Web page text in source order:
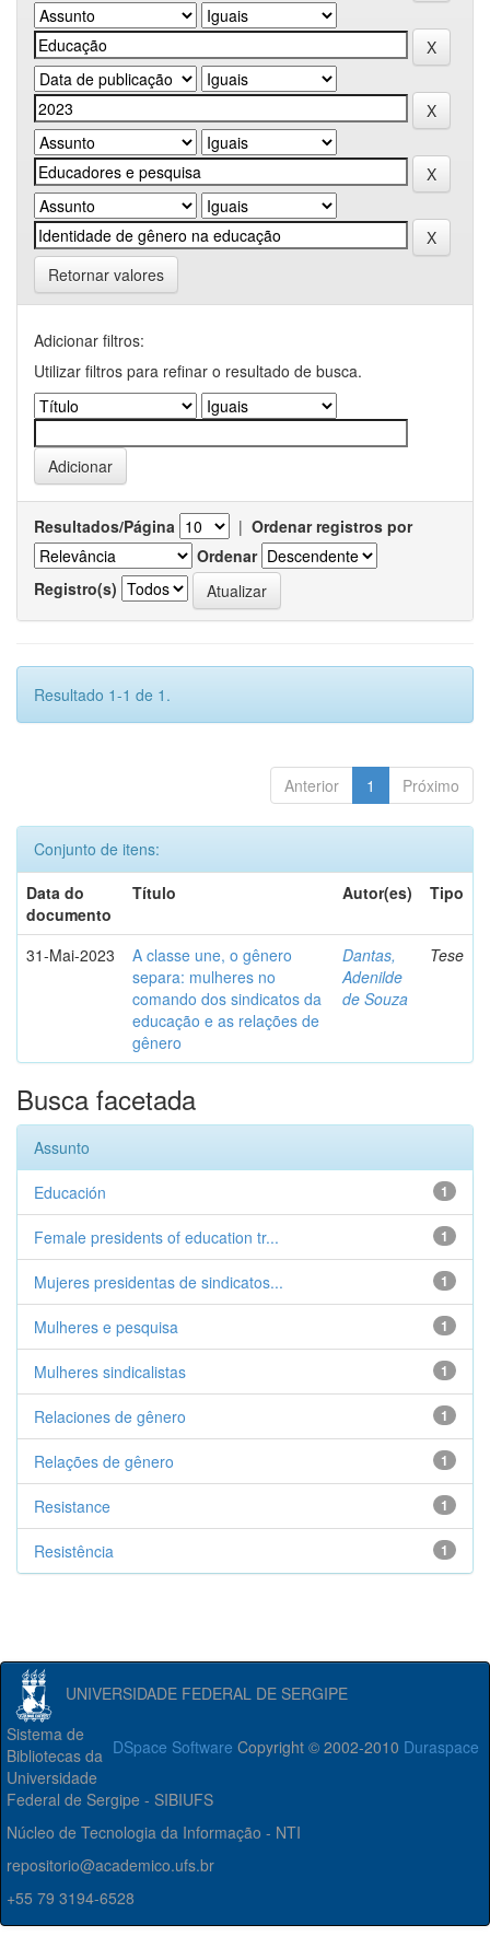
Retornar valores
Adicionar filtros:
Utilizar filtros para refinar o resultado de busca.
Resultados/Página | Ordenar registros por
Ordenar
Registro(s)
Resultado 1-1 de 1.
Anterior 1 Próximo
Conjunto de itens:
Data do
documento
Título Autor(es) Tipo
31-Mai-2023
A classe une, o gênero
separa: mulheres no
comando dos sindicatos da
educação e as relações de
gênero
Dantas,
Adenilde
de Souza
Tese
Busca facetada
Assunto
1
Educación
1
Female presidents of education tr...
1
Mujeres presidentas de sindicatos...
1
Mulheres e pesquisa
1
Mulheres sindicalistas
1
Relaciones de gênero
1
Relações de gênero
1
Resistance
1
Resistência
UNIVERSIDADE FEDERAL DE SERGIPE
DSpace Software Copyright © 2002-2010 Duraspace
Sistema de
Bibliotecas da
Universidade
Federal de Sergipe - SIBIUFS
Núcleo de Tecnologia da Informação - NTI
repositorio@academico.ufs.br
+55 79 3194-6528